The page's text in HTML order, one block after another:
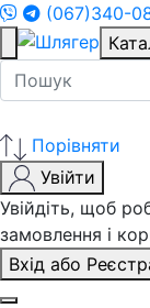
(067)340-
Порівняти
Увійти
Увійдіть, щоб
замовлення і
Вхід або